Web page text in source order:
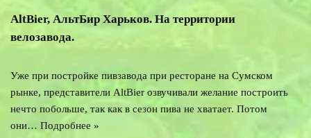
AltBier, АльтБир Харьков. На территории
велозавода.
Уже при постройке пивзавода при ресторане на Сумском
рынке, представители AltBier озвучивали желание построить
нечто побольше, так как в сезон пива не хватает. Потом
они… Подробнее »